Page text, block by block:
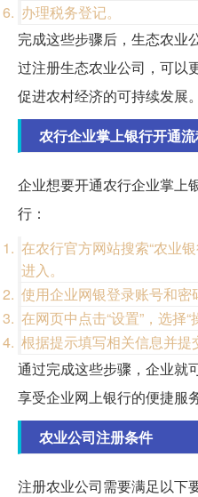
办理税务登记。
完成这些步骤后，生态农业
过注册生态农业公司，可以
促进农村经济的可持续发展。
农行企业掌上银行开通
企业想要开通农行企业掌上
行：
在农行官方网站搜索“农业
进入。
使用企业网银登录账号和密
在网页中点击“设置”，选择“
根据提示填写相关信息并提
通过完成这些步骤，企业就
享受企业网上银行的便捷服务
农业公司注册条件
注册农业公司需要满足以下